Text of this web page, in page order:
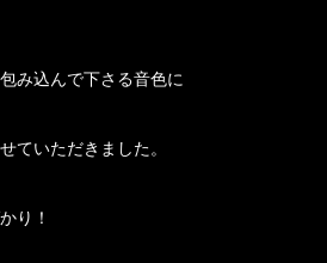
み込んで下さる音色に
ていただきました。
り！